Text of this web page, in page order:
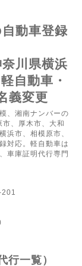
動車登録
川県横浜
自動車・
義変更
、湘南ナンバーの
、厚木市、大和
浜市、相模原市、
対応。軽自動車は
車庫証明代行専門
201
行一覧）